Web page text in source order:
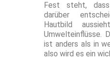
Fest steht,
darüber
Hautbild
Umwelteinflüsse.
ist anders als in
also wird es ein